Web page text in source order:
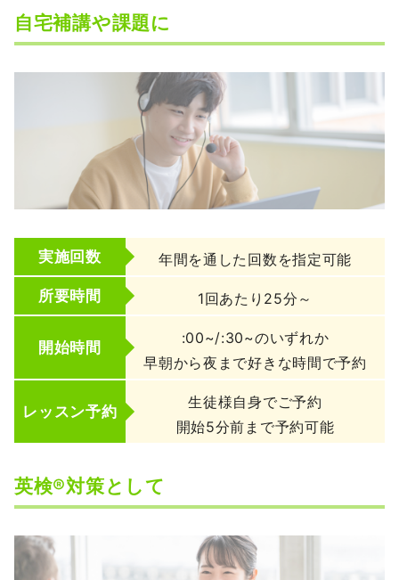
自宅補講や課題に
実施回数 年間を通した回数を指定可能
所要時間 1回あたり25分～
開始時間
:00~/:30~のいずれか
早朝から夜まで好きな時間で予約
レッスン予約
生徒様自身でご予約
開始5分前まで予約可能
英検®対策として